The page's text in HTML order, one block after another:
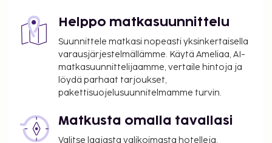
on suljettu 19. 1ta – 25. 1ta:
Ruokailupaikka/-paikat
Majoituspaikka veloittaa seuraavat paikan päällä
suoritettavat maksut. Maksuihin saattaa sisältyä
sovellettavat verot:
per yö. Tätä veroa ei peritä alle 18 vuotta
vanhoilta lapsilta.
Helppo matkasuunnittelu
Suunnittele matkasi nopeasti yksinkertaisella
varausjärjestelmällämme. Käytä Ameliaa, AI-
matkasuunnittelijaamme, vertaile hintoja ja
löydä parhaat tarjoukset,
pakettisuojelusuunnitelmamme turvin.
Matkusta omalla tavallasi
Valitse laajasta valikoimasta hotelleja,